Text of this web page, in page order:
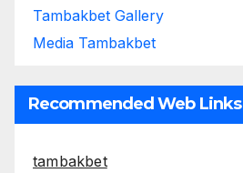
Tambakbet Gallery
Media Tambakbet
Recommended Web Links
tambakbet